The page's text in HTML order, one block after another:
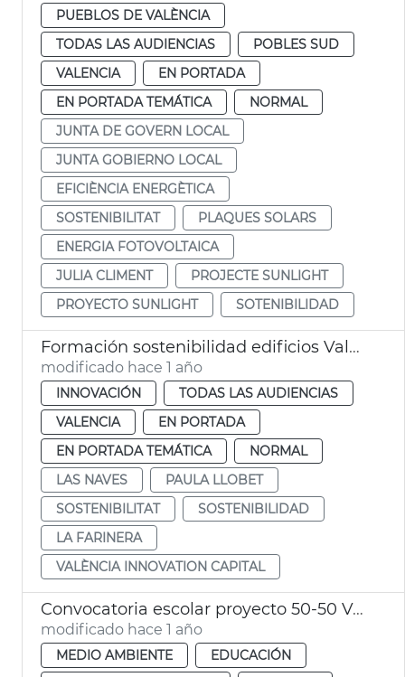
PUEBLOS DE VALÈNCIA
TODAS LAS AUDIENCIAS
POBLES SUD
VALENCIA
EN PORTADA
EN PORTADA TEMÁTICA
NORMAL
JUNTA DE GOVERN LOCAL
JUNTA GOBIERNO LOCAL
EFICIÈNCIA ENERGÈTICA
SOSTENIBILITAT
PLAQUES SOLARS
ENERGIA FOTOVOLTAICA
JULIA CLIMENT
PROJECTE SUNLIGHT
PROYECTO SUNLIGHT
SOTENIBILIDAD
Formación sostenibilidad edificios València
modificado hace 1 año
INNOVACIÓN
TODAS LAS AUDIENCIAS
VALENCIA
EN PORTADA
EN PORTADA TEMÁTICA
NORMAL
LAS NAVES
PAULA LLOBET
SOSTENIBILITAT
SOSTENIBILIDAD
LA FARINERA
VALÈNCIA INNOVATION CAPITAL
Convocatoria escolar proyecto 50-50 València
modificado hace 1 año
MEDIO AMBIENTE
EDUCACIÓN